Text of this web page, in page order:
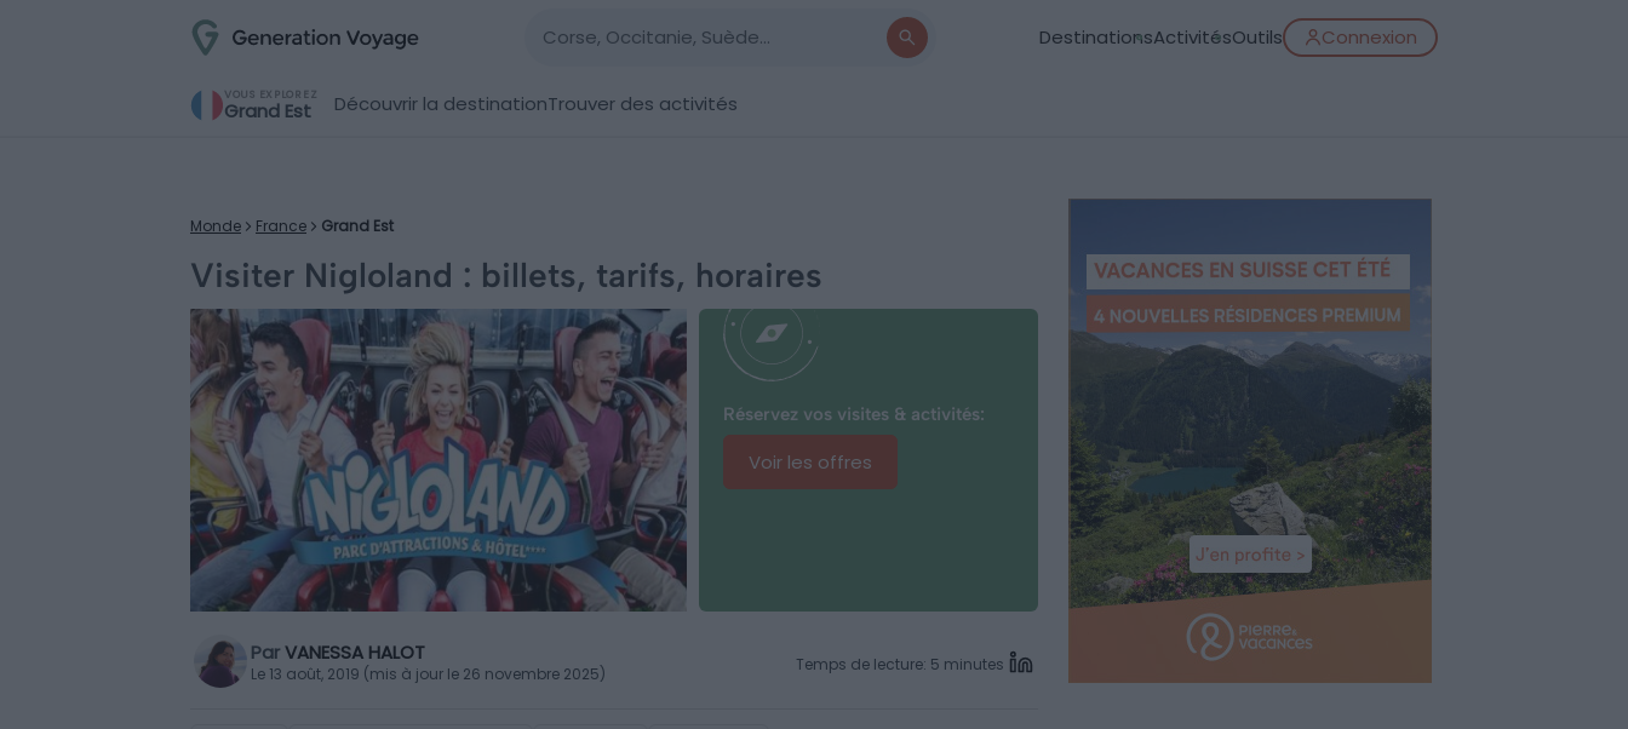
DestinationsActivitésOutils Connexion
VOUS EXPLOREZ
Grand Est Découvrir la destinationTrouver des activités
Monde France Grand Est
Visiter Nigloland : billets, tarifs, horaires
Réservez vos visites & activités:
Voir les offres
ParVANESSA HALOT
Le 13 août, 2019 (mis à jour le 26 novembre 2025) Temps de lecture: 5 minutes